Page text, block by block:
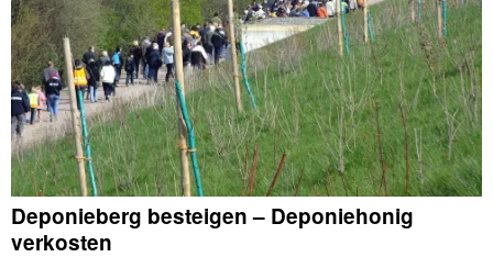
Deponieberg besteigen – Deponiehonig
verkosten